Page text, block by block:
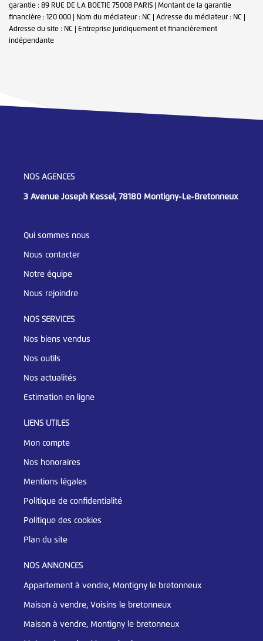
garantie : 89 RUE DE LA BOETIE 75008 PARIS | Montant de la garantie
financière : 120 000 | Nom du médiateur : NC | Adresse du médiateur : NC |
Adresse du site : NC | Entreprise juridiquement et financièrement
indépendante
NOS AGENCES
3 Avenue Joseph Kessel, 78180 Montigny-Le-Bretonneux
Qui sommes nous
Nous contacter
Notre équipe
Nous rejoindre
NOS SERVICES
Nos biens vendus
Nos outils
Nos actualités
Estimation en ligne
LIENS UTILES
Mon compte
Nos honoraires
Mentions légales
Politique de confidentialité
Politique des cookies
Plan du site
NOS ANNONCES
Appartement à vendre, Montigny le bretonneux
Maison à vendre, Voisins le bretonneux
Maison à vendre, Montigny le bretonneux